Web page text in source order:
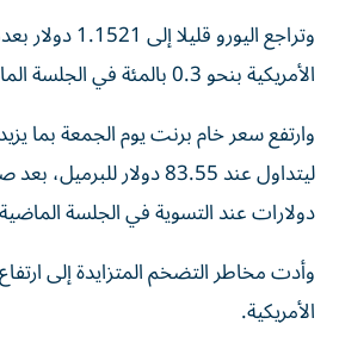
وتراجع اليورو
الأمريكية بنحو ‌0.3 بالمئة في الجلسة الماضية.
وارتفع سعر خام برنت يوم الجمعة بما
ليتداول عند 83.55 دولار
دولارات عند التسوية في الجلسة
وأدت مخاطر التضخم المتزايدة إلى
الأمريكية.